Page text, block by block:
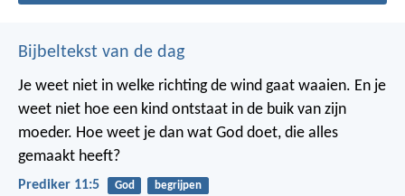
Bijbeltekst van de dag
Je weet niet in welke richting de wind gaat waaien. En je
weet niet hoe een kind ontstaat in de buik van zijn
moeder. Hoe weet je dan wat God doet, die alles
gemaakt heeft?
Prediker 11:5 God begrijpen